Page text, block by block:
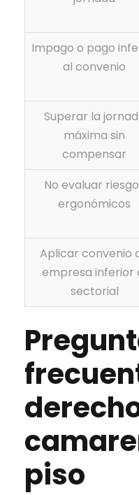
Impago o pago
al convenio
Superar la
máxima sin
compensar
No evaluar
ergonómicos
Aplicar convenio
empresa inferior
sectorial
piso